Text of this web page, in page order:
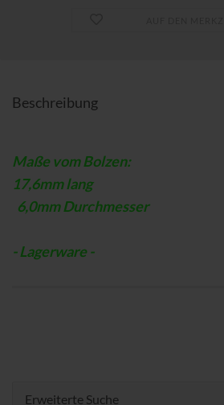
Beschreibung
Maße vom Bolzen:
17,6mm lang
6,0mm Durchmesser
- Lagerware -
Erweiterte Suche